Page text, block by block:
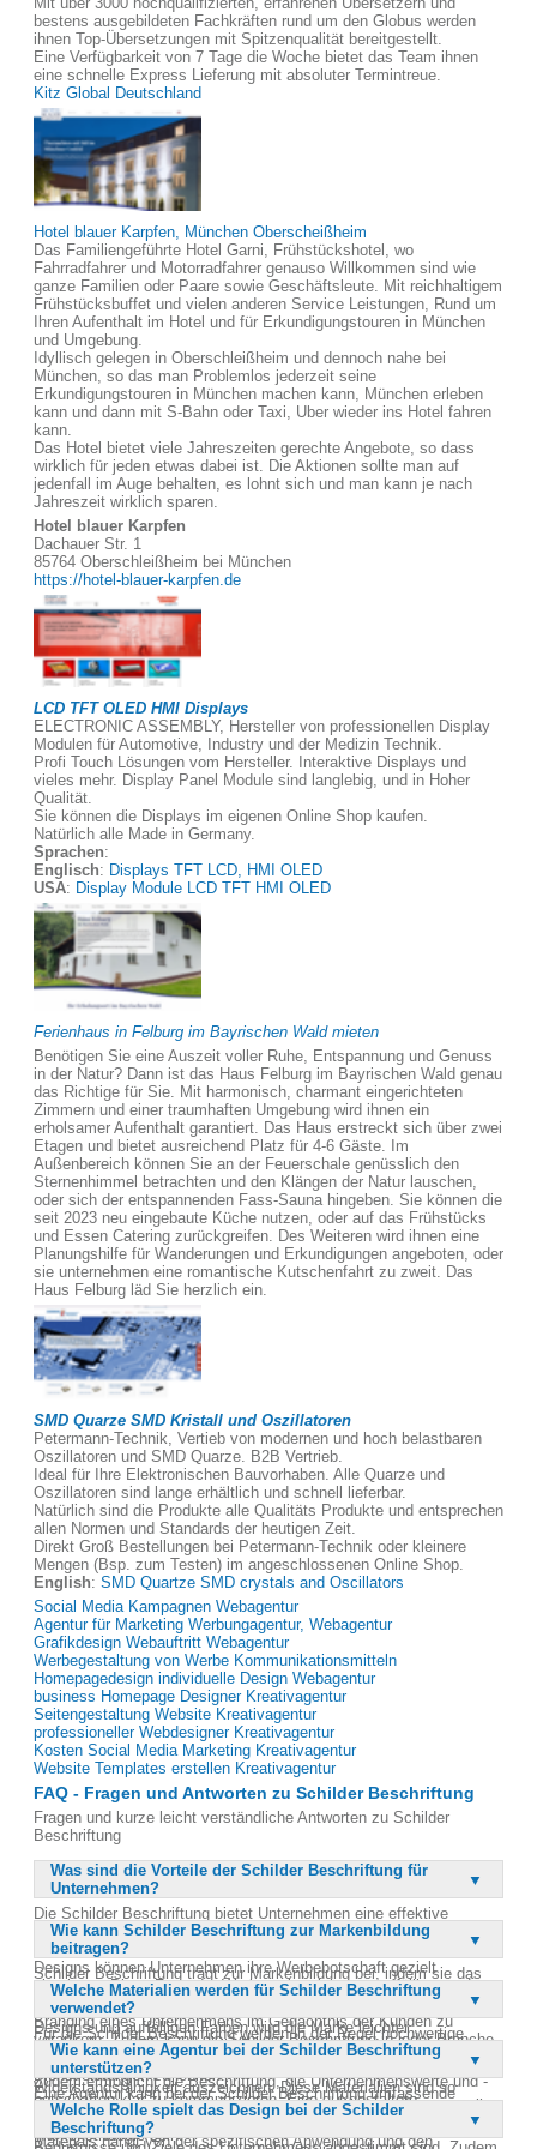
bestens ausgebildeten Fachkräften rund um den Globus werden
ihnen Top-Übersetzungen mit Spitzenqualität bereitgestellt.
Eine Verfügbarkeit von 7 Tage die Woche bietet das Team ihnen
eine schnelle Express Lieferung mit absoluter Termintreue.
Kitz Global Deutschland
Hotel blauer Karpfen, München Oberscheißheim
Das Familiengeführte Hotel Garni, Frühstückshotel, wo
Fahrradfahrer und Motorradfahrer genauso Willkommen sind wie
ganze Familien oder Paare sowie Geschäftsleute. Mit reichhaltigem
Frühstücksbuffet und vielen anderen Service Leistungen, Rund um
Ihren Aufenthalt im Hotel und für Erkundigungstouren in München
und Umgebung.
Idyllisch gelegen in Oberschleißheim und dennoch nahe bei
München, so das man Problemlos jederzeit seine
Erkundigungstouren in München machen kann, München erleben
kann und dann mit S-Bahn oder Taxi, Uber wieder ins Hotel fahren
kann.
Das Hotel bietet viele Jahreszeiten gerechte Angebote, so dass
wirklich für jeden etwas dabei ist. Die Aktionen sollte man auf
jedenfall im Auge behalten, es lohnt sich und man kann je nach
Jahreszeit wirklich sparen.
Hotel blauer Karpfen
Dachauer Str. 1
85764 Oberschleißheim bei München
https://hotel-blauer-karpfen.de
LCD TFT OLED HMI Displays
ELECTRONIC ASSEMBLY, Hersteller von professionellen Display
Modulen für Automotive, Industry und der Medizin Technik.
Profi Touch Lösungen vom Hersteller. Interaktive Displays und
vieles mehr. Display Panel Module sind langlebig, und in Hoher
Qualität.
Sie können die Displays im eigenen Online Shop kaufen.
Natürlich alle Made in Germany.
Sprachen:
Englisch: Displays TFT LCD, HMI OLED
USA: Display Module LCD TFT HMI OLED
Ferienhaus in Felburg im Bayrischen Wald mieten
Benötigen Sie eine Auszeit voller Ruhe, Entspannung und Genuss
in der Natur? Dann ist das Haus Felburg im Bayrischen Wald genau
das Richtige für Sie. Mit harmonisch, charmant eingerichteten
Zimmern und einer traumhaften Umgebung wird ihnen ein
erholsamer Aufenthalt garantiert. Das Haus erstreckt sich über zwei
Etagen und bietet ausreichend Platz für 4-6 Gäste. Im
Außenbereich können Sie an der Feuerschale genüsslich den
Sternenhimmel betrachten und den Klängen der Natur lauschen,
oder sich der entspannenden Fass-Sauna hingeben. Sie können die
seit 2023 neu eingebaute Küche nutzen, oder auf das Frühstücks
und Essen Catering zurückgreifen. Des Weiteren wird ihnen eine
Planungshilfe für Wanderungen und Erkundigungen angeboten, oder
sie unternehmen eine romantische Kutschenfahrt zu zweit. Das
Haus Felburg läd Sie herzlich ein.
SMD Quarze SMD Kristall und Oszillatoren
Petermann-Technik, Vertieb von modernen und hoch belastbaren
Oszillatoren und SMD Quarze. B2B Vertrieb.
Ideal für Ihre Elektronischen Bauvorhaben. Alle Quarze und
Oszillatoren sind lange erhältlich und schnell lieferbar.
Natürlich sind die Produkte alle Qualitäts Produkte und entsprechen
allen Normen und Standards der heutigen Zeit.
Direkt Groß Bestellungen bei Petermann-Technik oder kleinere
Mengen (Bsp. zum Testen) im angeschlossenen Online Shop.
English: SMD Quartze SMD crystals and Oscillators
Social Media Kampagnen Webagentur
Agentur für Marketing Werbungagentur, Webagentur
Grafikdesign Webauftritt Webagentur
Werbegestaltung von Werbe Kommunikationsmitteln
Homepagedesign individuelle Design Webagentur
business Homepage Designer Kreativagentur
Seitengestaltung Website Kreativagentur
professioneller Webdesigner Kreativagentur
Kosten Social Media Marketing Kreativagentur
Website Templates erstellen Kreativagentur
FAQ - Fragen und Antworten zu Schilder Beschriftung
Fragen und kurze leicht verständliche Antworten zu Schilder
Beschriftung
Was sind die Vorteile der Schilder Beschriftung für
Unternehmen?
Die Schilder Beschriftung bietet Unternehmen eine effektive
Möglichkeit, ihre Markenpräsenz zu stärken. Durch die Gestaltung
von Firmenfahrzeugen, Fenstern und Räumen mit individuellen
Designs können Unternehmen ihre Werbebotschaft gezielt
platzieren. Diese Form der Werbung ist nicht nur auffällig, sondern
auch langlebig und wetterbeständig. Sie hilft, das Logo und das
Branding eines Unternehmens im Gedächtnis der Kunden zu
verankern. Zudem kann die Schilder Beschriftung in jeder Branche
eingesetzt werden, um die Aufmerksamkeit auf Produkte und
Dienstleistungen zu lenken.
Wie kann Schilder Beschriftung zur Markenbildung
beitragen?
Schilder Beschriftung trägt zur Markenbildung bei, indem sie das
visuelle Erscheinungsbild eines Unternehmens konsistent und
einprägsam gestaltet. Durch die Verwendung von einzigartigen
Designs und auffälligen Farben wird die Marke leichter
wiedererkannt. Diese visuelle Präsenz hilft, das Vertrauen der
Kunden zu gewinnen und die Markenbekanntheit zu steigern.
Zudem ermöglicht die Beschriftung, die Unternehmenswerte und -
botschaften klar zu kommunizieren. Eine gut gestaltete
Beschriftung kann somit ein wichtiger Bestandteil der gesamten
Markenstrategie sein.
Welche Materialien werden für Schilder Beschriftung
verwendet?
Für die Schilder Beschriftung werden in der Regel hochwertige
Materialien verwendet, die stoßfest und wetterbeständig sind. Dazu
gehören spezielle Folien, die sich durch ihre Langlebigkeit und
Widerstandsfähigkeit auszeichnen. Diese Materialien sind so
konzipiert, dass sie auch unter schwierigen Wetterbedingungen ihre
Farbintensität und Form behalten. Die Auswahl des richtigen
Materials hängt von der spezifischen Anwendung und den
Wie kann eine Agentur bei der Schilder Beschriftung
unterstützen?
Eine Agentur kann bei der Schilder Beschriftung umfassende
Unterstützung bieten, von der Konzeption bis zur Umsetzung. Sie
entwickelt maßgeschneiderte Designs, die auf die spezifischen
Welche Rolle spielt das Design bei der Schilder
Beschriftung?